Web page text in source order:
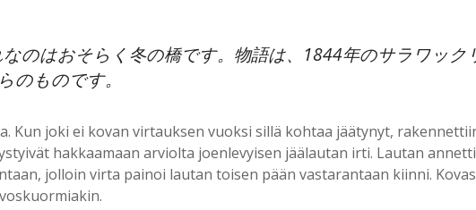
のはおそらく冬の橋です。物語は、1844年のサラワック
のものです。
Kun joki ei kovan virtauksen vuoksi sillä kohtaa jäätynyt,
hakkaamaan arviolta joenlevyisen jäälautan irti. Lautan
jolloin virta painoi lautan toisen pään vastarantaan kiinni.